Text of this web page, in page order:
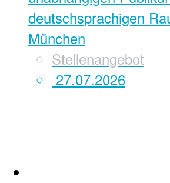
deutschsprachigen
München
Stellenangebot
27.07.2026